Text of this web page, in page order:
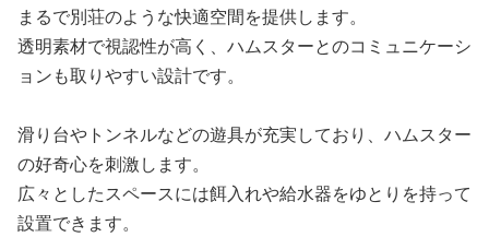
まるで別荘のような快適空間を提供します。
透明素材で視認性が高く、ハムスターとのコミュニケーシ
ョンも取りやすい設計です。
滑り台やトンネルなどの遊具が充実しており、ハムスター
の好奇心を刺激します。
広々としたスペースには餌入れや給水器をゆとりを持って
設置できます。